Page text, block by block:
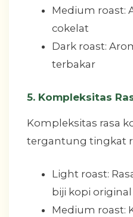
Medium roast:
cokelat
Dark roast:
terbakar
5. Kompleksitas
Kompleksitas rasa
tergantung tingkat
Light roast:
biji kopi original
Medium roast: